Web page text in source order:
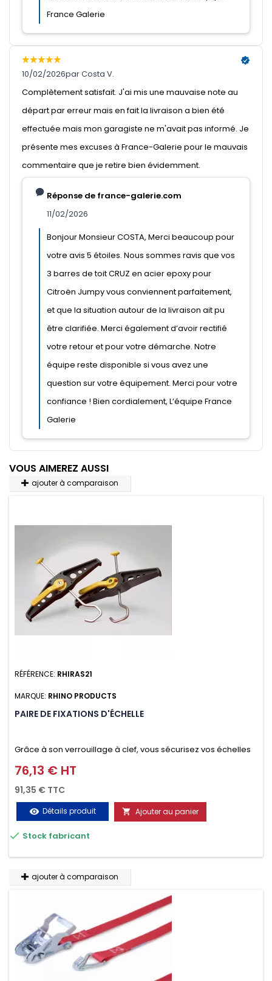
VOUS AIMEREZ AUSSI
ajouter à comparaison
RÉFÉRENCE: RHIRAS21
MARQUE: RHINO PRODUCTS
PAIRE DE FIXATIONS D'ÉCHELLE
Grâce à son verrouillage à clef, vous sécurisez vos échelles
d'un seul geste aussi bien contre le vol que pendant le
transport. Référence vendue par paire.
Prix
76,13 € HT
91,35 € TTC
visibility Détails produit  Ajouter au panier
 Stock fabricant
ajouter à comparaison